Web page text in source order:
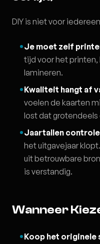
DIY is niet voor
Je moet zelf
tijd voor het
lamineren.
Kwaliteit hangt af
voelen de kaarten
lost dat grotendeels
Jaartallen
het uitgavejaar
uit betrouwbare
is verstandig.
Wanneer
Koop het originele